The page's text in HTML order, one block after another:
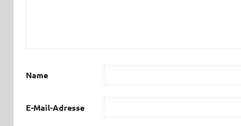
Name
E-Mail-Adresse